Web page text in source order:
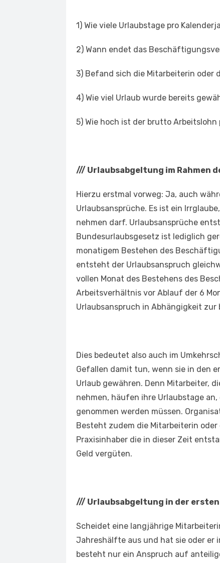
1) Wie viele Urlaubstage pro
2) Wann endet das
3) Befand sich die Mitarbeiterin oder
4) Wie viel Urlaub wurde bereits
5) Wie hoch ist der brutto Arbeitslohn
/// Urlaubsabgeltung im Rahmen
Hierzu erstmal vorweg: Ja, auch
Urlaubsansprüche. Es ist ein
nehmen darf. Urlaubsansprüche
Bundesurlaubsgesetz ist lediglich
monatigem Bestehen des
entsteht der Urlaubsanspruch
vollen Monat des Bestehens des
Arbeitsverhältnis vor Ablauf der 6
Urlaubsanspruch in Abhängigkeit
Dies bedeutet also auch im
Gefallen damit tun, wenn sie in den
Urlaub gewähren. Denn Mitarbeiter,
nehmen, häufen ihre Urlaubstage
genommen werden müssen.
Besteht zudem die Mitarbeiterin
Praxisinhaber die in dieser Zeit
Geld vergüten.
/// Urlaubsabgeltung in der
Scheidet eine langjährige
Jahreshälfte aus und hat sie oder er
besteht nur ein Anspruch auf